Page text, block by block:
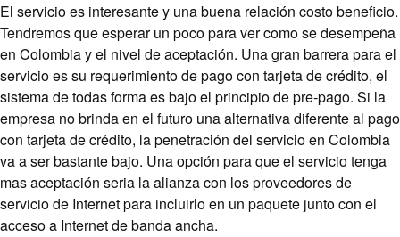
El servicio es interesante y una buena relación costo beneficio.
Tendremos que esperar un poco para ver como se desempeña
en Colombia y el nivel de aceptación. Una gran barrera para el
servicio es su requerimiento de pago con tarjeta de crédito, el
sistema de todas forma es bajo el principio de pre-pago. Si la
empresa no brinda en el futuro una alternativa diferente al pago
con tarjeta de crédito, la penetración del servicio en Colombia
va a ser bastante bajo. Una opción para que el servicio tenga
mas aceptación seria la alianza con los proveedores de
servicio de Internet para incluirlo en un paquete junto con el
acceso a Internet de banda ancha.